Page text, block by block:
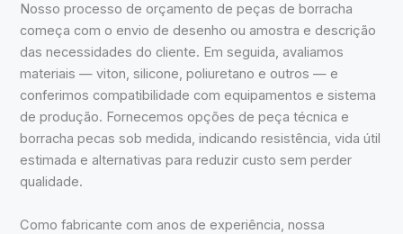
Nosso processo de orçamento de peças de borracha
começa com o envio de desenho ou amostra e descrição
das necessidades do cliente. Em seguida, avaliamos
materiais — viton, silicone, poliuretano e outros — e
conferimos compatibilidade com equipamentos e sistema
de produção. Fornecemos opções de peça técnica e
borracha pecas sob medida, indicando resistência, vida útil
estimada e alternativas para reduzir custo sem perder
qualidade.
Como fabricante com anos de experiência, nossa